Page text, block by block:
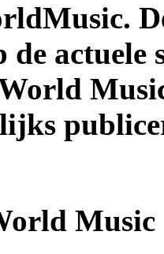
de actuele